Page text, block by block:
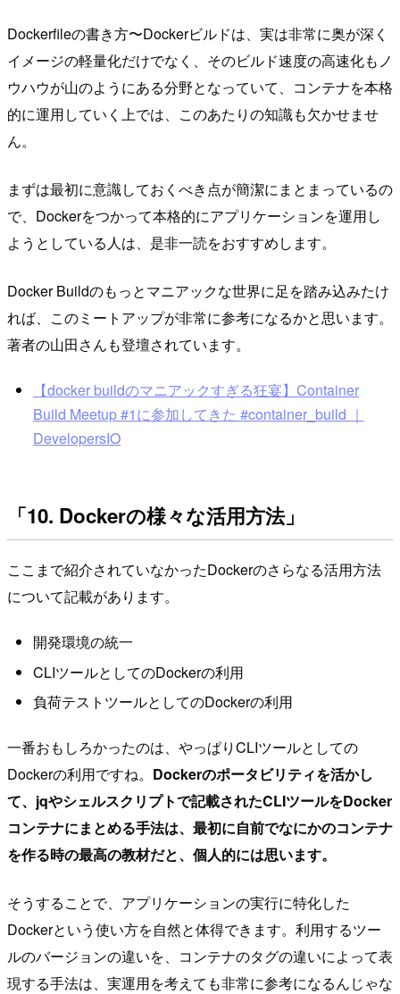
Dockerfileの書き方〜Dockerビルドは、実は非常に奥が深く
イメージの軽量化だけでなく、そのビルド速度の高速化もノ
ウハウが山のようにある分野となっていて、コンテナを本格
的に運用していく上では、このあたりの知識も欠かせませ
ん。
まずは最初に意識しておくべき点が簡潔にまとまっているの
で、Dockerをつかって本格的にアプリケーションを運用し
ようとしている人は、是非一読をおすすめします。
Docker Buildのもっとマニアックな世界に足を踏み込みたけ
れば、このミートアップが非常に参考になるかと思います。
著者の山田さんも登壇されています。
【docker buildのマニアックすぎる狂宴】Container
Build Meetup #1に参加してきた #container_build ｜
DevelopersIO
「10. Dockerの様々な活用方法」
ここまで紹介されていなかったDockerのさらなる活用方法
について記載があります。
開発環境の統一
CLIツールとしてのDockerの利用
負荷テストツールとしてのDockerの利用
一番おもしろかったのは、やっぱりCLIツールとしての
Dockerの利用ですね。 Dockerのポータビリティを活かし
て、jqやシェルスクリプトで記載されたCLIツールをDocker
コンテナにまとめる手法は、最初に自前でなにかのコンテナ
を作る時の最高の教材だと、個人的には思います。
そうすることで、アプリケーションの実行に特化した
Dockerという使い方を自然と体得できます。利用するツー
ルのバージョンの違いを、コンテナのタグの違いによって表
現する手法は、実運用を考えても非常に参考になるんじゃな